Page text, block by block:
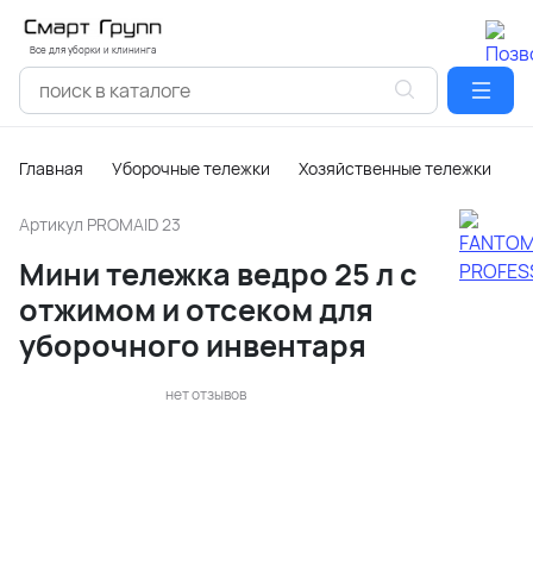
Все для уборки и клининга
Главная Уборочные тележки Хозяйственные тележки
Артикул PROMAID 23
Мини тележка ведро 25 л с
отжимом и отсеком для
уборочного инвентаря
нет отзывов